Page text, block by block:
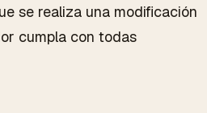
se realiza una modificación
cumpla con todas